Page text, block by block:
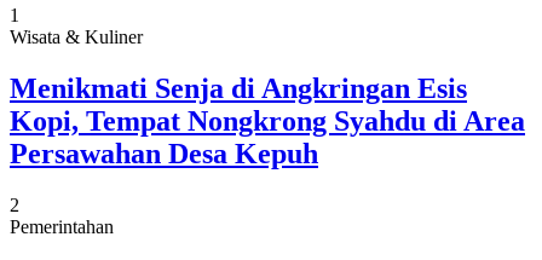
1
Wisata & Kuliner
Menikmati Senja di Angkringan Esis
Kopi, Tempat Nongkrong Syahdu di Area
Persawahan Desa Kepuh
2
Pemerintahan